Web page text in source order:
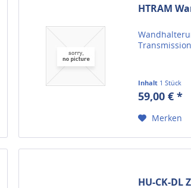
HTRAM
Inhalt 1 Stück
59,00 € *
Merken
HU-CK-DL